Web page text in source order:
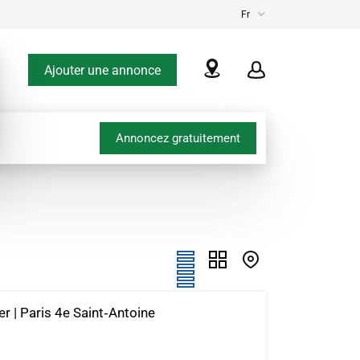
Fr
Ajouter une annonce
Annoncez gratuitement
| Paris 4e Saint‑Antoine